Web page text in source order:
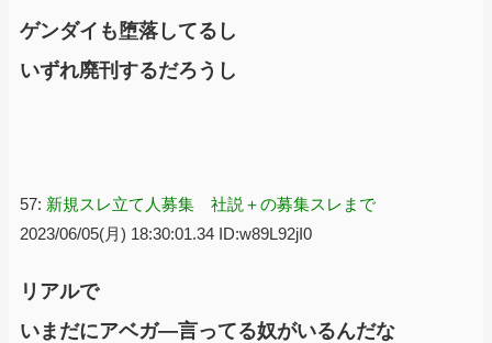
ゲンダイも堕落してるし
いずれ廃刊するだろうし
57: 新規スレ立て人募集 社説＋の募集スレまで
2023/06/05(月) 18:30:01.34 ID:w89L92jI0
リアルで
いまだにアベガ―言ってる奴がいるんだな